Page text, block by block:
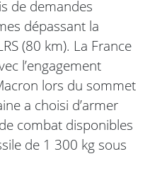
de demandes
dépassant la
(80 km). La France
l’engagement
lors du sommet
a choisi d’armer
combat disponibles
de 1 300 kg sous